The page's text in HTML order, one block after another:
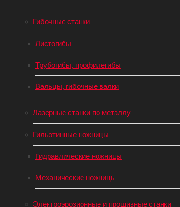
Гибочные станки
Листогибы
Трубогибы, профилегибы
Вальцы, гибочные валки
Лазерные станки по металлу
Гильотинные ножницы
Гидравлические ножницы
Механические ножницы
Электроэрозионные и прошивные станки